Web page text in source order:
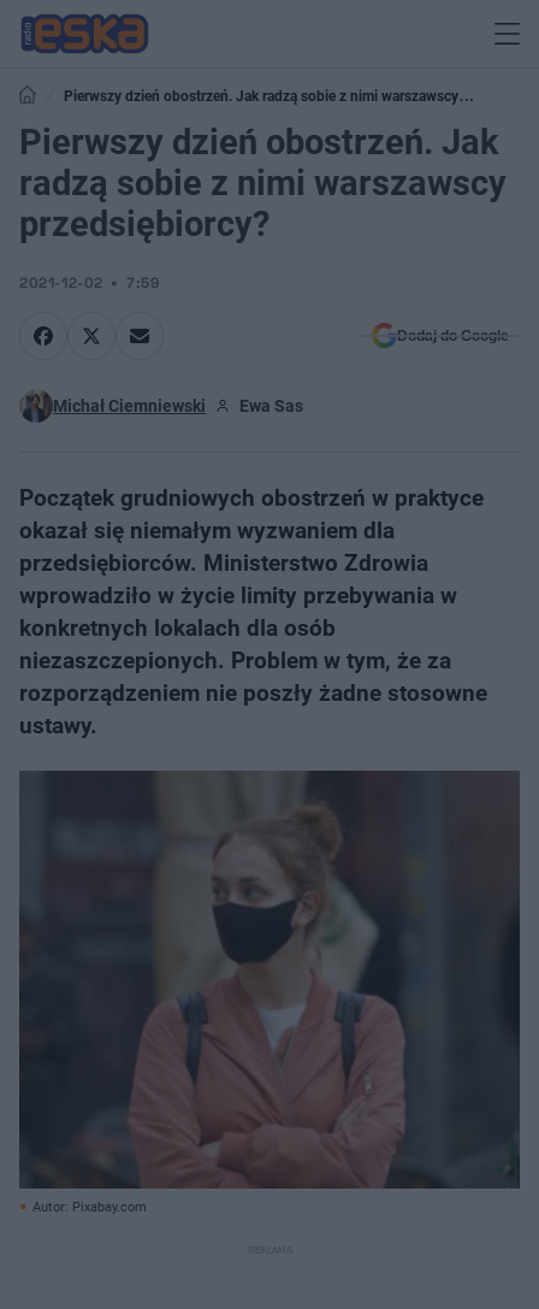
Pierwszy dzień obostrzeń. Jak radzą sobie z nimi warszawscy
przedsiębiorcy?
Pierwszy dzień obostrzeń. Jak
radzą sobie z nimi warszawscy
przedsiębiorcy?
2021-12-02 7:59
Dodaj do Google
Michał Ciemniewski Ewa Sas
Początek grudniowych obostrzeń w praktyce
okazał się niemałym wyzwaniem dla
przedsiębiorców. Ministerstwo Zdrowia
wprowadziło w życie limity przebywania w
konkretnych lokalach dla osób
niezaszczepionych. Problem w tym, że za
rozporządzeniem nie poszły żadne stosowne
ustawy.
Autor: Pixabay.com